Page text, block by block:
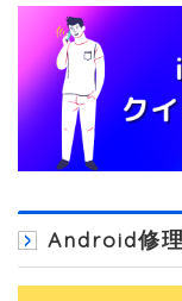
Android修